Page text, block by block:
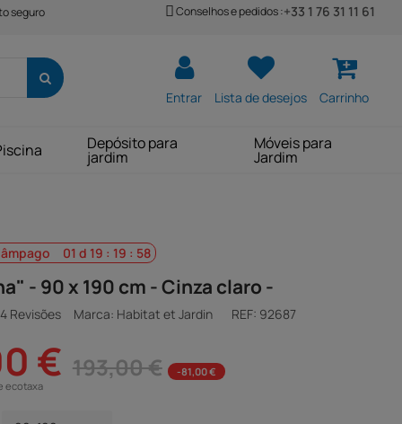
seguro Conselhos e pedidos :+33 1 76 31 11 61
Entrar Lista de desejos Carrinho
Depósito para
jardim
Móveis para
Jardim
01 d 19 : 19 : 57
- 90 x 190 cm - Cinza claro -
Revisões Marca: Habitat et Jardin REF: 92687
€ 193,00 €
-81,00 €
ecotaxa